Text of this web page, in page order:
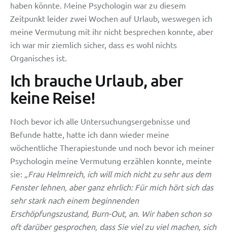
haben könnte. Meine Psychologin war zu diesem
Zeitpunkt leider zwei Wochen auf Urlaub, weswegen ich
meine Vermutung mit ihr nicht besprechen konnte, aber
ich war mir ziemlich sicher, dass es wohl nichts
Organisches ist.
Ich brauche Urlaub, aber
keine Reise!
Noch bevor ich alle Untersuchungsergebnisse und
Befunde hatte, hatte ich dann wieder meine
wöchentliche Therapiestunde und noch bevor ich meiner
Psychologin meine Vermutung erzählen konnte, meinte
sie: „Frau Helmreich, ich will mich nicht zu sehr aus dem
Fenster lehnen, aber ganz ehrlich: Für mich hört sich das
sehr stark nach einem beginnenden
Erschöpfungszustand, Burn-Out, an. Wir haben schon so
oft darüber gesprochen, dass Sie viel zu viel machen, sich